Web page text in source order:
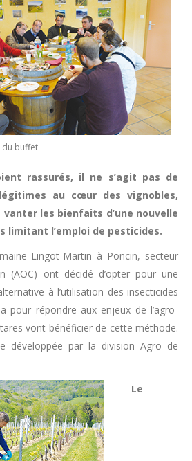
du buffet
rassurés, il ne s’agit pas de
au cœur des vignobles,
les bienfaits d’une nouvelle
limitant l’emploi de pesticides.
Lingot-Martin à Poncin, secteur
(AOC) ont décidé d’opter pour une
à l’utilisation des insecticides
pour répondre aux enjeux de l’agro-
vont bénéficier de cette méthode.
développée par la division Agro de
Le